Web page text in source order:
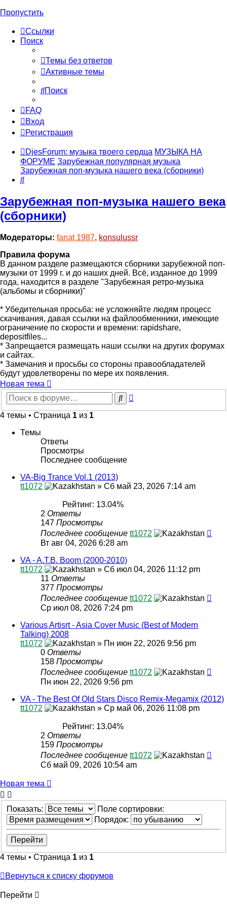
Пропустить
Ссылки
Поиск
Темы без ответов
Активные темы
Поиск
FAQ
Вход
Регистрация
DjesForum: музыка твоего сердца МУЗЫКА НА
ФОРУМЕ Зарубежная популярная музыка
Зарубежная поп-музыка нашего века (сборники)
Поиск
Зарубежная поп-музыка нашего века
(сборники)
Модераторы: fanat 1987, konsulussr
Правила форума
В данном разделе размещаются сборники зарубежной поп-
музыки от 1999 г. и до наших дней. Всё, изданное до 1999
года, находится в разделе "Зарубежная ретро-музыка
(альбомы и сборники)"
* Убедительная просьба: не усложняйте людям процесс
скачивания, давая ссылки на файлообменники, имеющие
ограничение по скорости и времени: rapidshare,
depositfiles...
* Запрещается размещать наши ссылки на других форумах
и сайтах.
* Замечания и просьбы со стороны правообладателей
будут удовлетворены по мере их появления.
Новая тема
Поиск
4 темы • Страница 1 из 1
Темы
Ответы
Просмотры
Последнее сообщение
VA-Big Trance Vol.1 (2013)
tt1072
» Сб май 23, 2026 7:14 am
Рейтинг: 13.04%
2 Ответы
147 Просмотры
Последнее сообщение tt1072
Вт авг 04, 2026 6:28 am
VA - A.T.B. Boom (2000-2010)
tt1072
» Сб июл 04, 2026 11:12 pm
11 Ответы
377 Просмотры
Последнее сообщение tt1072
Ср июл 08, 2026 7:24 pm
Various Artisrt - Asia Cover Music (Best of Modern
Talking) 2008
tt1072
» Пн июн 22, 2026 9:56 pm
0 Ответы
158 Просмотры
Последнее сообщение tt1072
Пн июн 22, 2026 9:56 pm
VA - The Best Of Old Stars Disco Remix-Megamix (2012)
tt1072
» Ср май 06, 2026 11:08 pm
Рейтинг: 13.04%
2 Ответы
159 Просмотры
Последнее сообщение tt1072
Сб май 09, 2026 10:54 am
Новая тема
Показать:
Поле сортировки:
Порядок:
4 темы • Страница 1 из 1
Вернуться к списку форумов
Перейти